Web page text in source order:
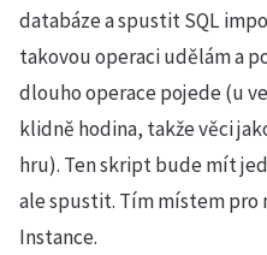
databáze a spustit SQL
takovou operaci udělám a
dlouho operace pojede (u
klidně hodina, takže věci
hru). Ten skript bude mít
ale spustit. Tím místem pro
Instance.